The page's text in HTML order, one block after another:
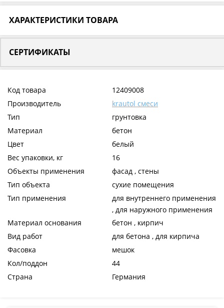
ХАРАКТЕРИСТИКИ ТОВАРА
СЕРТИФИКАТЫ
Код товара
12409008
Производитель
krautol смеси
Тип
грунтовка
Материал
бетон
Цвет
белый
Вес упаковки, кг
16
Объекты применения
фасад , стены
Тип объекта
сухие помещения
Тип применения
для внутреннего применения
, для наружного применения
Материал основания
бетон , кирпич
Вид работ
для бетона , для кирпича
Фасовка
мешок
Кол/поддон
44
Страна
Германия